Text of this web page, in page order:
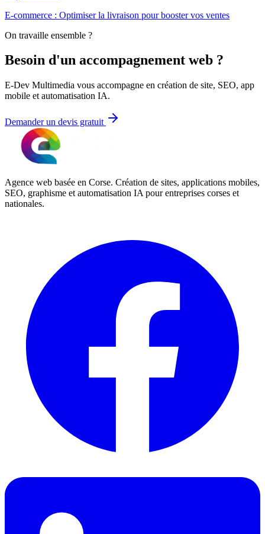
E-commerce : Optimiser la livraison pour booster vos ventes
On travaille ensemble ?
Besoin d'un accompagnement web ?
E-Dev Multimedia vous accompagne en création de site, SEO, app
mobile et automatisation IA.
Demander un devis gratuit
Agence web basée en Corse. Création de sites, applications mobiles,
SEO, graphisme et automatisation IA pour entreprises corses et
nationales.